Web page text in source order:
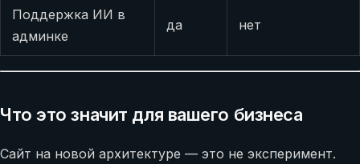
Поддержка ИИ в
админке
да нет
Что это значит для вашего бизнеса
Сайт на новой архитектуре — это не эксперимент.